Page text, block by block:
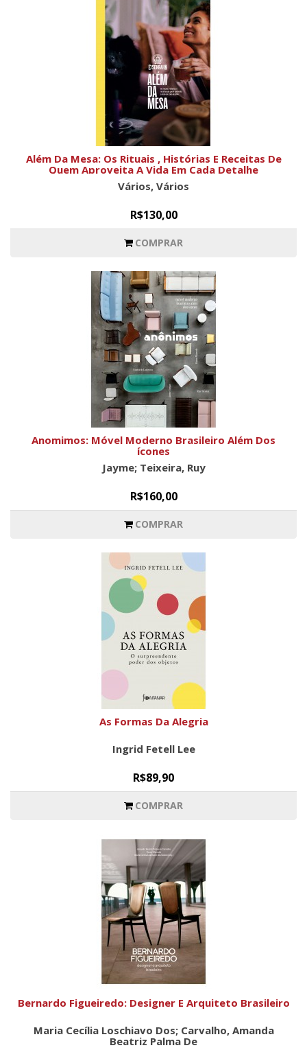
Além Da Mesa: Os Rituais , Histórias E Receitas De
Quem Aproveita A Vida Em Cada Detalhe
Vários, Vários
R$130,00
COMPRAR
Anomimos: Móvel Moderno Brasileiro Além Dos
ícones
Jayme; Teixeira, Ruy
R$160,00
COMPRAR
As Formas Da Alegria
Ingrid Fetell Lee
R$89,90
COMPRAR
Bernardo Figueiredo: Designer E Arquiteto Brasileiro
Maria Cecília Loschiavo Dos; Carvalho, Amanda
Beatriz Palma De